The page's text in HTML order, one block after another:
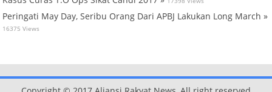
Peringati May Day, Seribu Orang Dari APBJ Lakukan Long March »
16375 Views